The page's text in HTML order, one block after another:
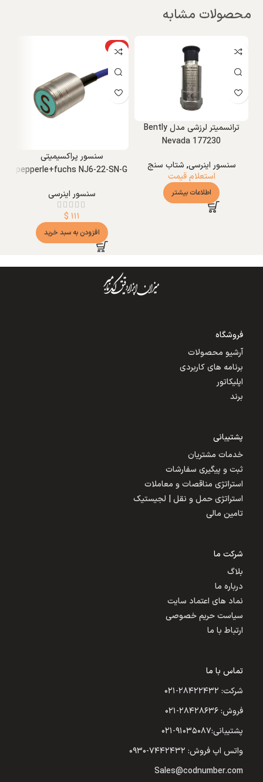
محصولات مشابه
ترانسمیتر لرزشی مدل Bently
Nevada 177230
سنسور اینرسی, شتاب سنج
استعلام قیمت
اطلاعات بیشتر
ویژه
سنسور پراکسیمیتی
pepperle+fuchs NJ6-22-SN-G
سنسور اینرسی
$ ۱۱۱
افزودن به سبد خرید
فروشگاه
آرشیو محصولات
برنامه های کاربردی
اپلیکاتور
برند
پشتیبانی
خدمات مشتریان
ثبت و پیگیری سفارشات
استراتژی مناقصات و معاملات
استراتژی حمل و نقل | لجیستیک
تامین مالی
شرکت ما
بلاگ
درباره ما
نماد های اعتماد سایت
سیاست حریم خصوصی
ارتباط با ما
تماس با ما
شرکت: ۲۸۴۲۲۴۳۲-۰۲۱
فروش: ۲۸۴۲۸۶۳۶-۰۲۱
پشتیبانی:۹۱۰۳۵۰۸۷-۰۲۱
واتس اپ فروش: ۷۴۴۲۴۳۲-۰۹۳۰
Sales@codnumber.com